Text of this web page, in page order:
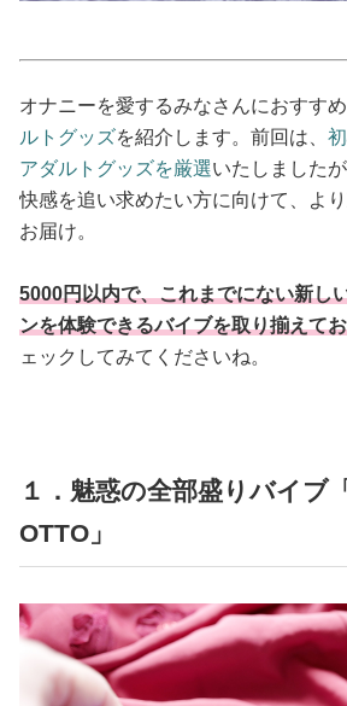
占い
性と愛
ゲーム
オナニーを愛するみなさんにおすす
ルトグッズを紹介します。前回は、
アダルトグッズを厳選いたしました
快感を追い求めたい方に向けて、よ
お届け。
5000円以内で、これまでにない新し
ンを体験できるバイブを取り揃えて
ェックしてみてくださいね。
１．魅惑の全部盛りバイブ
OTTO」